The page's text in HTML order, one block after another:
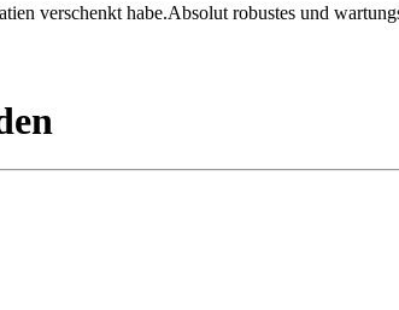
verschenkt habe.Absolut robustes und